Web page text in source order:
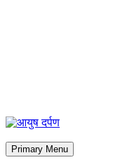
Primary Menu